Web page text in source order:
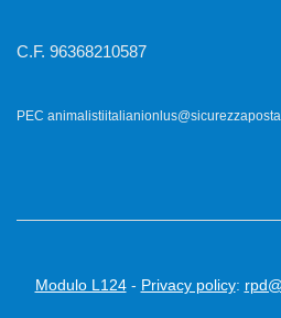
C.F. 96368210587
PEC
Modulo L124- Privacy policy: